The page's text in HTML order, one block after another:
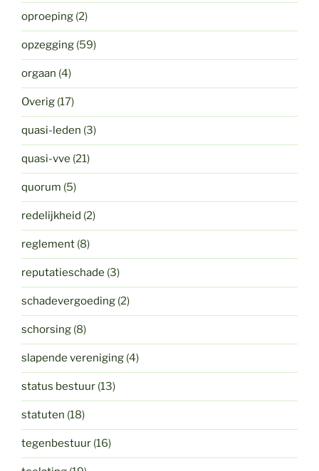
oproeping (2)
opzegging (59)
orgaan (4)
Overig (17)
quasi-leden (3)
quasi-vve (21)
quorum (5)
redelijkheid (2)
reglement (8)
reputatieschade (3)
schadevergoeding (2)
schorsing (8)
slapende vereniging (4)
status bestuur (13)
statuten (18)
tegenbestuur (16)